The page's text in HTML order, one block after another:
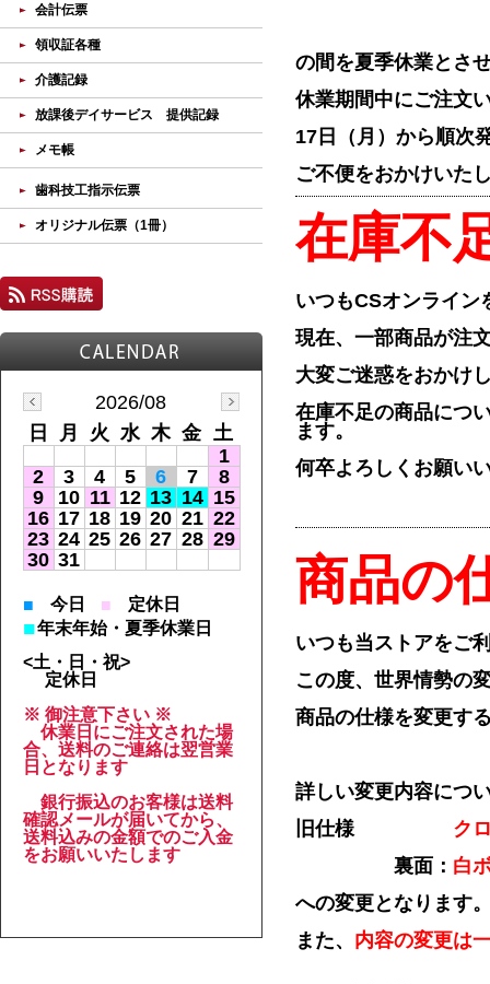
の間を夏季休業とさ
休業期間中にご注文
17日（月）から順次
ご不便をおかけいた
在庫不
いつもCSオンライン
現在、一部商品が注
大変ご迷惑をおかけ
在庫不足の商品につ
ます。
何卒よろしくお願い
商品の
いつも当ストアをご
この度、世界情勢の
商品の仕様を変更す
詳しい変更内容につ
旧仕様 ク
裏面： 白
への変更となります
また、 内容の変更は
会計伝票
領収証各種
介護記録
放課後デイサービス 提供記録
メモ帳
歯科技工指示伝票
オリジナル伝票（1冊）
2026/08
日
月 火 水 木 金 土
1
2
3 4 5 6 7
8
9
10 11 12 13 14 15
16 17 18 19 20 21 22
23 24 25 26 27 28 29
30 31
■ 今日 ■ 定休日
■年末年始・夏季休業日
<土・日・祝>
定休日
※ 御注意下さい ※
休業日にご注文された場
合、送料のご連絡は翌営業
日となります
銀行振込のお客様は送料
確認メールが届いてから、
送料込みの金額でのご入金
をお願いいたします